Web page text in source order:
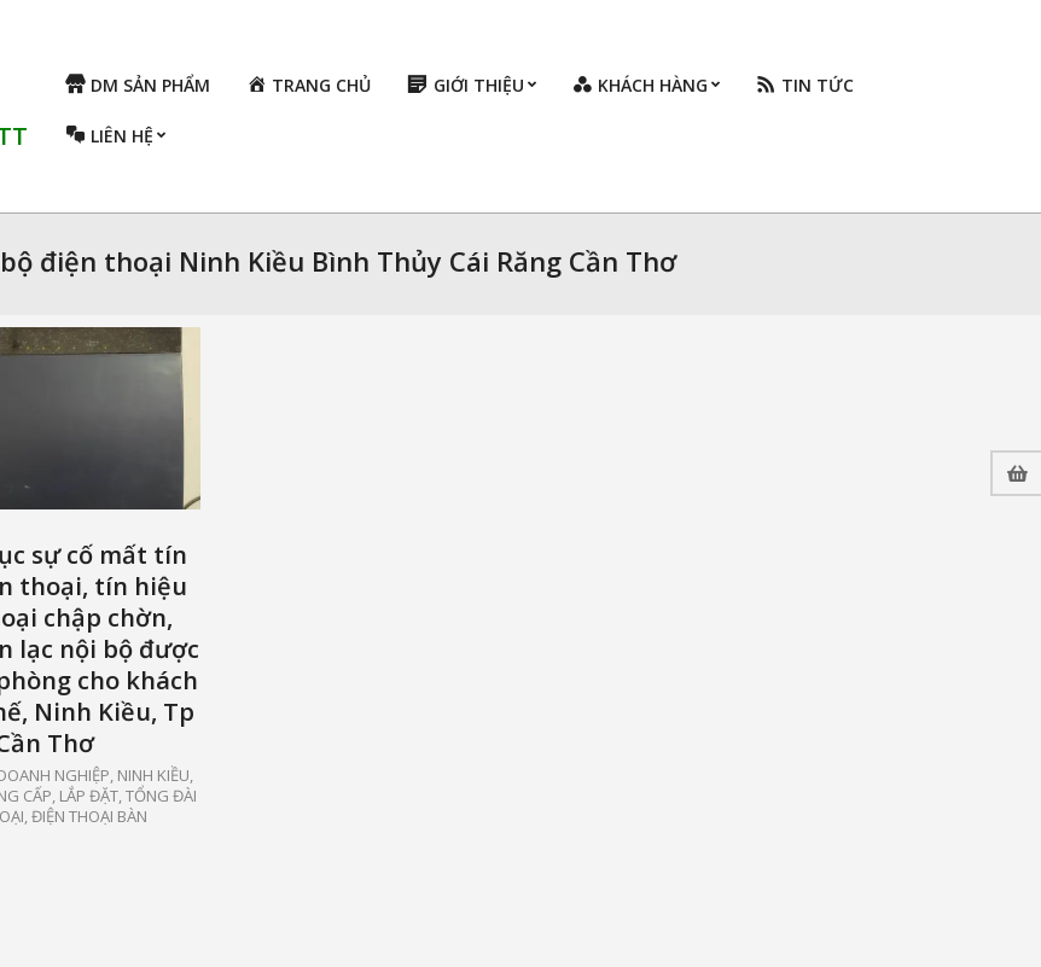
DM SẢN PHẨM TRANG CHỦ GIỚI THIỆU KHÁCH HÀNG TIN TỨC
LIÊN HỆ
điện thoại Ninh Kiều Bình Thủy Cái Răng Cần Thơ
sự cố mất tín
thoại, tín hiệu
chập chờn,
lạc nội bộ được
cho khách
Ninh Kiều, Tp
Thơ
NGHIỆP, NINH KIỀU,
CẤP, LẮP ĐẶT,TỔNG ĐÀI
ĐIỆN THOẠI BÀN